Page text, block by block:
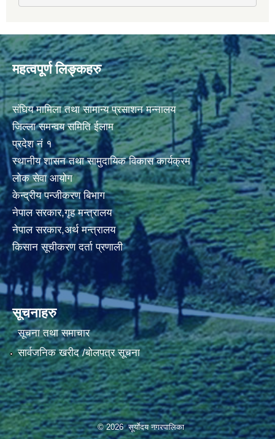
महत्वपूर्ण लिङ्कहरु
संघिय मामिला तथा सामान्य प्रसाशन मन्नालय
जिल्ला समन्वय समिति ईलाम
प्रदेश नं १
स्थानीय शासन तथा सामुदायिक विकास कार्यक्रम
लोक सेवा आयोग
केन्द्रीय पन्जीकरण बिभाग
नेपाल सरकार,गृह मन्त्रालय
नेपाल सरकार,अर्थ मन्त्रालय
किसान सूचीकरण दर्ता प्रणाली
सूचनाहरु
सूचना तथा समाचार
सार्वजनिक खरीद /बोलपत्र सूचना
© 2026 सूर्याेदय नगरपालिका